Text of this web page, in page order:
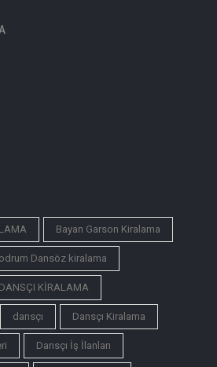
Bayan Garson Kiralama
Dansöz kiralama
DANSÇI KİRALAMA
dansçı Dansçı Kiralama
Dansçı İş İlanları